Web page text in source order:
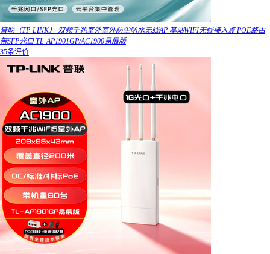
普联（TP-LINK） 双频千兆室外室外防尘防水无线AP 基站WIFI无线接入点 POE路由
带SFP光口 TL-AP1901GP/AC1900易展版
35条评价